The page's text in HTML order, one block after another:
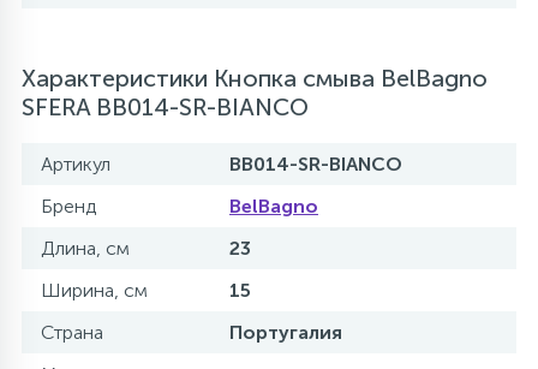
Характеристики Кнопка смыва BelBagno
SFERA BB014-SR-BIANCO
Артикул
BB014-SR-BIANCO
Бренд
BelBagno
Длина, см
23
Ширина, см
15
Страна
Португалия